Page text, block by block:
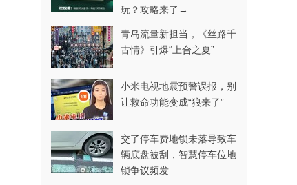
玩？攻略来了→
青岛流量新担当，《丝路千
古情》引爆“上合之夏”
小米电视地震预警误报，别
让救命功能变成“狼来了”
交了停车费地锁未落导致车
辆底盘被刮，智慧停车位地
锁争议频发